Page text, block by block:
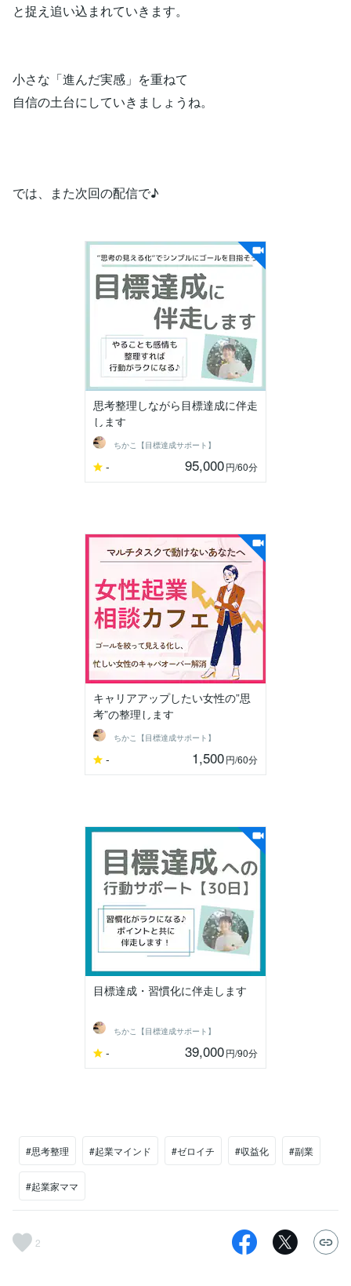
と捉え追い込まれていきます。
小さな「進んだ実感」を重ねて
自信の土台にしていきましょうね。
では、また次回の配信で♪
思考整理しながら目標達成に伴走
します
ちかこ【目標達成サポート】
- 95,000円/60分
キャリアアップしたい女性の”思
考”の整理します
ちかこ【目標達成サポート】
- 1,500円/60分
目標達成・習慣化に伴走します
ちかこ【目標達成サポート】
- 39,000円/90分
#思考整理 #起業マインド #ゼロイチ #収益化 #副業
#起業家ママ
2